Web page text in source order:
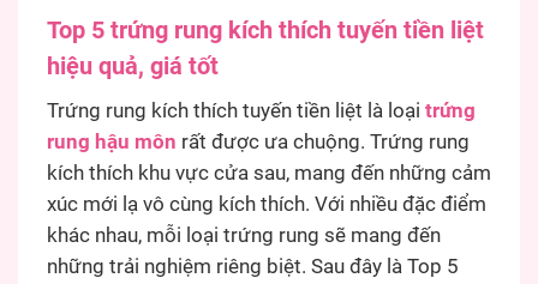
Top 5 trứng rung kích thích tuyến tiền liệt
hiệu quả, giá tốt
Trứng rung kích thích tuyến tiền liệt là loại trứng
rung hậu môn rất được ưa chuộng. Trứng rung
kích thích khu vực cửa sau, mang đến những cảm
xúc mới lạ vô cùng kích thích. Với nhiều đặc điểm
khác nhau, mỗi loại trứng rung sẽ mang đến
những trải nghiệm riêng biệt. Sau đây là Top 5